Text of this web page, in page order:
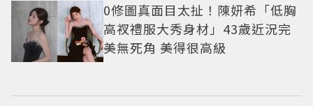
0修圖真面目太扯！陳妍希「低胸
高衩禮服大秀身材」43歲近況完
美無死角 美得很高級